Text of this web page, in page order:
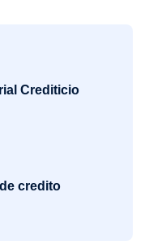
Crediticio
credito